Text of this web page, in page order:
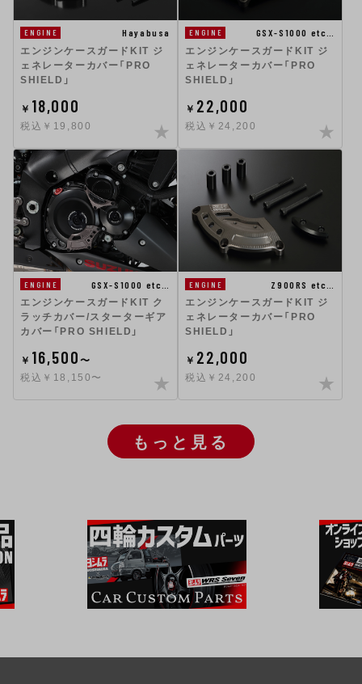
ENGINE
Hayabusa
エンジンケースガードKIT ジ
ェネレーターカバー「PRO
SHIELD」
￥ 18,000
税込￥19,800
ENGINE
GSX-S1000 etc…
エンジンケースガードKIT ジ
ェネレーターカバー「PRO
SHIELD」
￥ 22,000
税込￥24,200
ENGINE
GSX-S1000 etc…
エンジンケースガードKIT ク
ラッチカバー/スターターギア
カバー「PRO SHIELD」
￥ 16,500〜
税込￥18,150〜
ENGINE
Z900RS etc…
エンジンケースガードKIT ジ
ェネレーターカバー「PRO
SHIELD」
￥ 22,000
税込￥24,200
もっと見る